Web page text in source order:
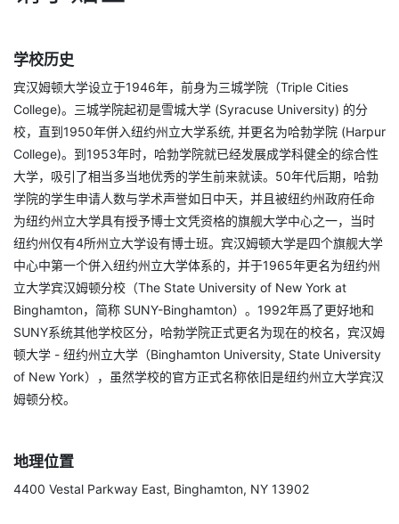
学校历史
宾汉姆顿大学设立于1946年，前身为三城学院（Triple Cities
College)。三城学院起初是雪城大学 (Syracuse University) 的分
校，直到1950年併入纽约州立大学系统, 并更名为哈勃学院 (Harpur
College)。到1953年时，哈勃学院就已经发展成学科健全的综合性
大学，吸引了相当多当地优秀的学生前来就读。50年代后期，哈勃
学院的学生申请人数与学术声誉如日中天，并且被纽约州政府任命
为纽约州立大学具有授予博士文凭资格的旗舰大学中心之一，当时
纽约州仅有4所州立大学设有博士班。宾汉姆顿大学是四个旗舰大学
中心中第一个併入纽约州立大学体系的，并于1965年更名为纽约州
立大学宾汉姆顿分校（The State University of New York at
Binghamton，简称 SUNY-Binghamton）。1992年爲了更好地和
SUNY系统其他学校区分，哈勃学院正式更名为现在的校名，宾汉姆
顿大学 - 纽约州立大学（Binghamton University, State University
of New York），虽然学校的官方正式名称依旧是纽约州立大学宾汉
姆顿分校。
地理位置
4400 Vestal Parkway East, Binghamton, NY 13902